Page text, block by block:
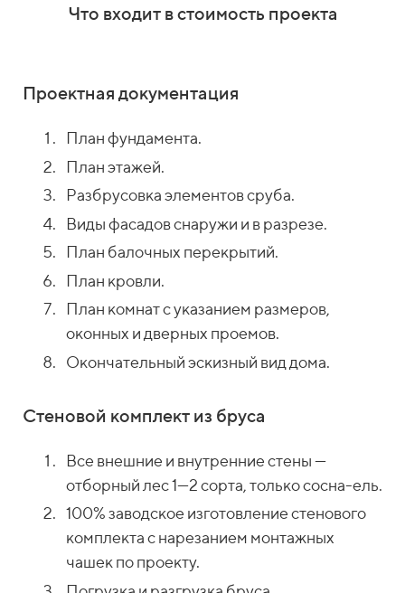
Что входит в стоимость проекта
Проектная документация
План фундамента.
План этажей.
Разбрусовка элементов сруба.
Виды фасадов снаружи и в разрезе.
План балочных перекрытий.
План кровли.
План комнат с указанием размеров,
оконных и дверных проемов.
Окончательный эскизный вид дома.
Стеновой комплект из бруса
Все внешние и внутренние стены —
отборный лес 1—2 сорта, только сосна-ель.
100% заводское изготовление стенового
комплекта с нарезанием монтажных
чашек по проекту.